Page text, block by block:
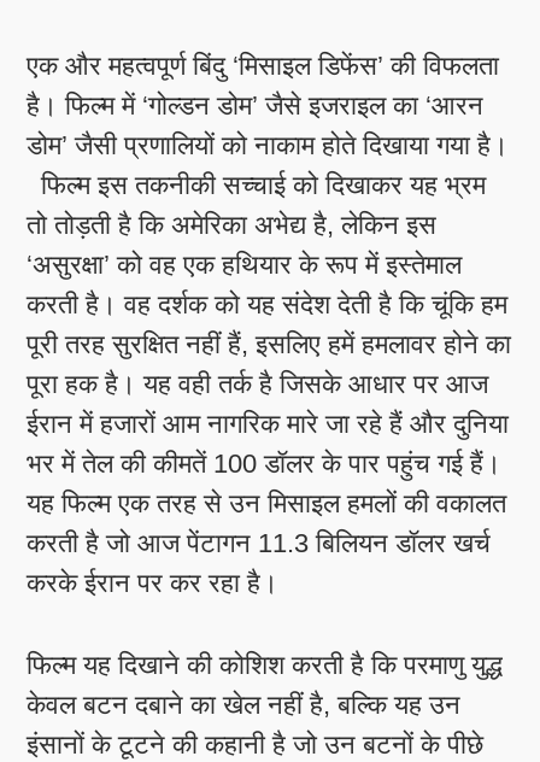
एक और महत्वपूर्ण बिंदु ‘मिसाइल डिफेंस’ की विफलता
है। फिल्म में ‘गोल्डन डोम’ जैसे इजराइल का ‘आरन
डोम’ जैसी प्रणालियों को नाकाम होते दिखाया गया है।
फिल्म इस तकनीकी सच्चाई को दिखाकर यह भ्रम
तो तोड़ती है कि अमेरिका अभेद्य है, लेकिन इस
‘असुरक्षा’ को वह एक हथियार के रूप में इस्तेमाल
करती है। वह दर्शक को यह संदेश देती है कि चूंकि हम
पूरी तरह सुरक्षित नहीं हैं, इसलिए हमें हमलावर होने का
पूरा हक है। यह वही तर्क है जिसके आधार पर आज
ईरान में हजारों आम नागरिक मारे जा रहे हैं और दुनिया
भर में तेल की कीमतें 100 डॉलर के पार पहुंच गई हैं।
यह फिल्म एक तरह से उन मिसाइल हमलों की वकालत
करती है जो आज पेंटागन 11.3 बिलियन डॉलर खर्च
करके ईरान पर कर रहा है।
फिल्म यह दिखाने की कोशिश करती है कि परमाणु युद्ध
केवल बटन दबाने का खेल नहीं है, बल्कि यह उन
इंसानों के टूटने की कहानी है जो उन बटनों के पीछे